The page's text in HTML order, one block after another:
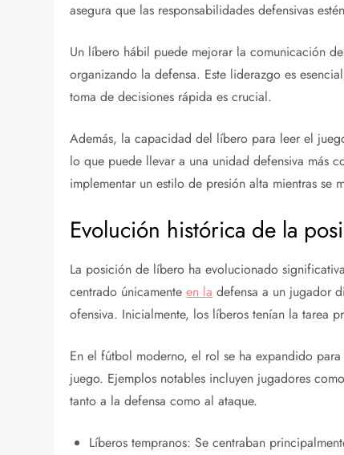
asegura que las responsabilidades defensivas
Un líbero hábil puede mejorar la comunicación
organizando la defensa. Este liderazgo es
toma de decisiones rápida es crucial.
Además, la capacidad del líbero para leer el
lo que puede llevar a una unidad defensiva más
implementar un estilo de presión alta mientras se
Evolución histórica de la
La posición de líbero ha evolucionado
centrado únicamenteen la defensa a un jugador
ofensiva. Inicialmente, los líberos tenían la tarea
En el fútbol moderno, el rol se ha expandido
juego. Ejemplos notables incluyen jugadores
tanto a la defensa como al ataque.
Líberos tempranos: Se centraban